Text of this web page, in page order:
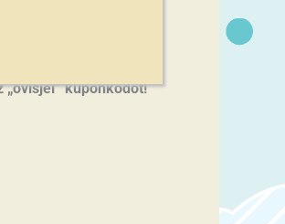
kuponkódot!